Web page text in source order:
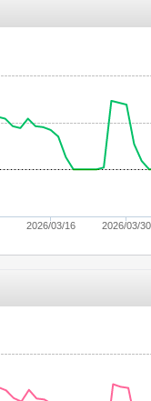
2026/03/16 2026/03/30